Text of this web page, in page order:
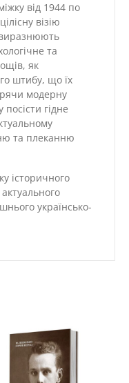
від 1944 по
візію
та
як
штибу, що їх
модерну
гідне
та плеканню
історичного
українсько-